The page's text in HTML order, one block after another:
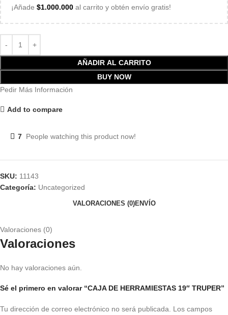
¡Añade $1.000.000 al carrito y obtén envío gratis!
AÑADIR AL CARRITO
BUY NOW
Pedir Más Información
Add to compare
7 People watching this product now!
SKU: 11143
Categoría: Uncategorized
VALORACIONES (0)ENVÍO
Valoraciones (0)
Valoraciones
No hay valoraciones aún.
Sé el primero en valorar “CAJA DE HERRAMIESTAS 19″ TRUPER”
Tu dirección de correo electrónico no será publicada. Los campos